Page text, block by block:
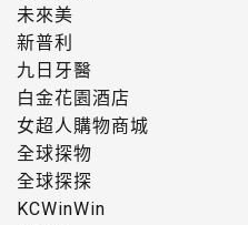
未來美
新普利
九日牙醫
白金花園酒店
女超人購物商城
全球探物
全球探探
KCWinWin